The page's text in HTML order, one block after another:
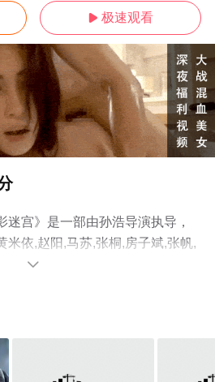
 极速观看
迷宫》是一部由孙浩导演执导，
米依,赵阳,马苏,张桐,房子斌,张帆,
博文,林沐然,赵佳丽,陶慧,陈玺旭等
清未删减完整版电视剧全集就上
